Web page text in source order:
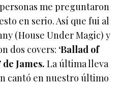
me preguntaron
en serio. Así que fui al
(House Under Magic) y
dos covers: ‘Ballad of
de James. La última lleva
cantó en nuestro último